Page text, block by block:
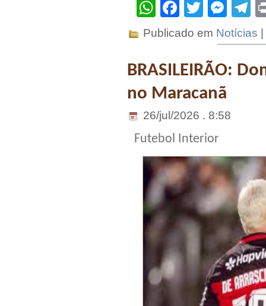
WhatsApp
Facebook
Twitter
Publicado em Notícias
BRASILEIRÃO:
no Maracanã
26/jul/2026 . 8:58
Futebol Interior